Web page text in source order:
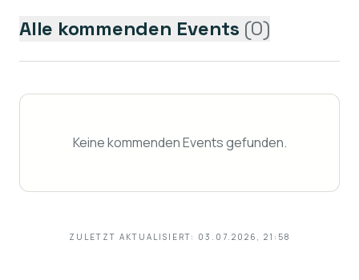
Alle kommenden Events (0)
Keine kommenden Events gefunden.
ZULETZT AKTUALISIERT: 03.07.2026, 21:58